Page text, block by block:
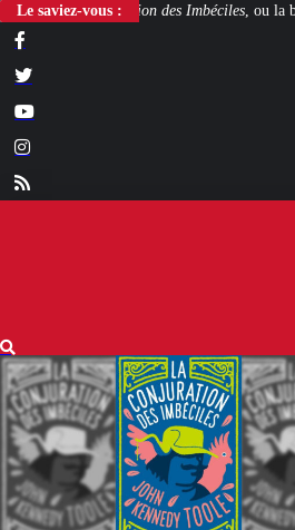
Le saviez-vous :
, ou la bêtise moderne en roue libre